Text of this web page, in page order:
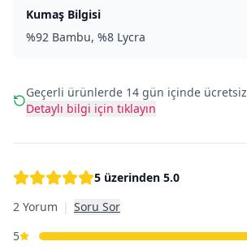
Kumaş Bilgisi
%92 Bambu, %8 Lycra
Geçerli ürünlerde 14 gün içinde
Detaylı bilgi için tıklayın
5 üzerinden 5.0
2 Yorum | Soru Sor
5